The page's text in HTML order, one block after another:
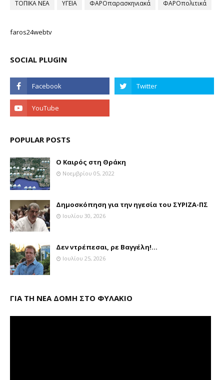
ΤΟΠΙΚΑ ΝΕΑ ΥΓΕΙΑ ΦΑΡΟπαρασκηνιακά ΦΑΡΟπολιτικά
faros24webtv
SOCIAL PLUGIN
POPULAR POSTS
Ο Καιρός στη Θράκη
Νοεμβρίου 05, 2022
Δημοσκόπηση για την ηγεσία του ΣΥΡΙΖΑ-ΠΣ
Ιουλίου 30, 2026
Δεν ντρέπεσαι, ρε Βαγγέλη!...
Ιουλίου 25, 2026
ΓΙΑ ΤΗ ΝΕΑ ΔΟΜΗ ΣΤΟ ΦΥΛΑΚΙΟ